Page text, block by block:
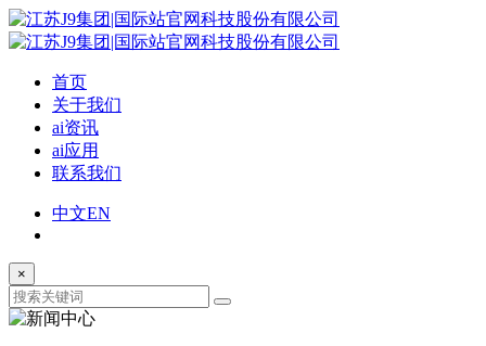
首页
关于我们
ai资讯
ai应用
联系我们
中文EN
×